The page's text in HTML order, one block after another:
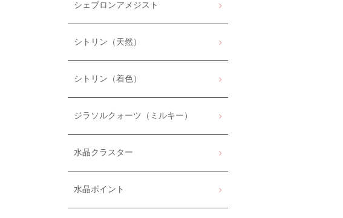
シェブロンアメジスト
シトリン（天然）
シトリン（着色）
ジラソルクォーツ（ミルキー）
水晶クラスター
水晶ポイント